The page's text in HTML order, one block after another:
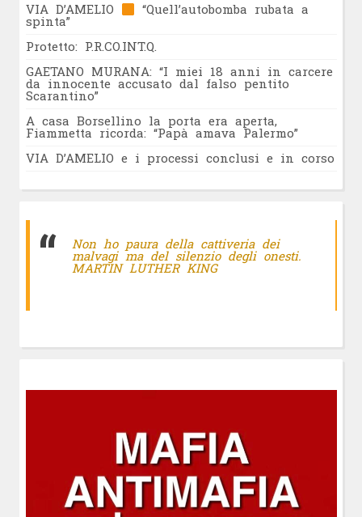
VIA D’AMELIO
“Quell’autobomba rubata a
spinta”
Protetto: P.R.CO.INT.Q.
GAETANO MURANA: “I miei 18 anni in carcere
da innocente accusato dal falso pentito
Scarantino”
A casa Borsellino la porta era aperta,
Fiammetta ricorda: “Papà amava Palermo”
VIA D’AMELIO e i processi conclusi e in corso
Non ho paura della cattiveria dei
malvagi ma del silenzio degli onesti.
MARTIN LUTHER KING